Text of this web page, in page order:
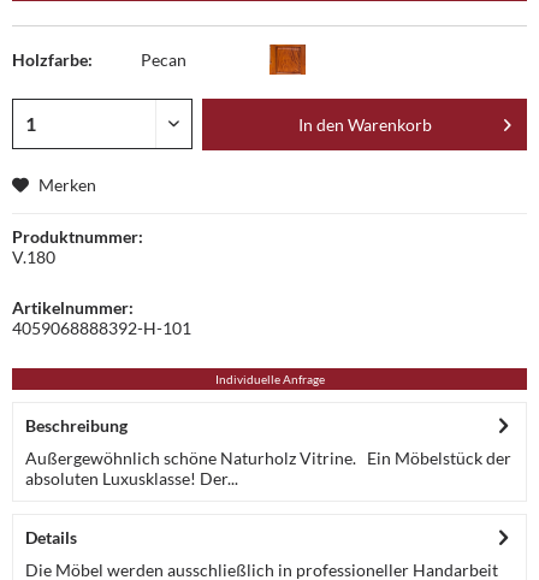
Holzfarbe: Pecan
In den Warenkorb
Merken
Produktnummer:
V.180
Artikelnummer:
4059068888392-H-101
Individuelle Anfrage
Beschreibung
Außergewöhnlich schöne Naturholz Vitrine. Ein Möbelstück der
absoluten Luxusklasse! Der...
Details
Die Möbel werden ausschließlich in professioneller Handarbeit